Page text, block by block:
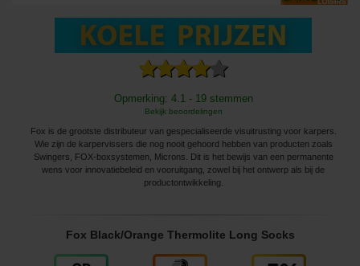
Opmerking: 4.1 - 19 stemmen
Bekijk beoordelingen
Fox is de grootste distributeur van gespecialiseerde visuitrusting voor karpers.
Wie zijn de karpervissers die nog nooit gehoord hebben van producten zoals
Swingers, FOX-boxsystemen, Microns. Dit is het bewijs van een permanente
wens voor innovatiebeleid en vooruitgang, zowel bij het ontwerp als bij de
productontwikkeling.
Fox Black/Orange Thermolite Long Socks